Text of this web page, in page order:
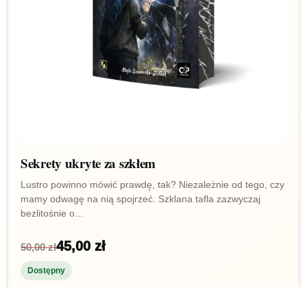
Sekrety ukryte za szkłem
Lustro powinno mówić prawdę, tak? Niezależnie od tego, czy
mamy odwagę na nią spojrzeć. Szklana tafla zazwyczaj
bezlitośnie o...
50,00 zł45,00 zł
Dostępny